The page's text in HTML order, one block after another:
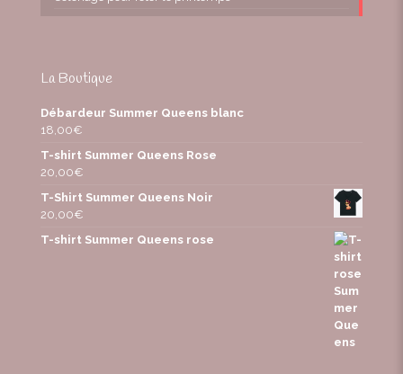
La Boutique
Débardeur Summer Queens blanc
18,00€
T-shirt Summer Queens Rose
20,00€
T-Shirt Summer Queens Noir
20,00€
T-shirt Summer Queens rose